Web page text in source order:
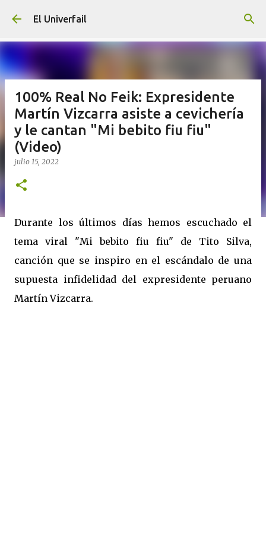
Ir al contenido principal
El Univerfail
100% Real No Feik: Expresidente
Martín Vizcarra asiste a cevichería
y le cantan "Mi bebito fiu fiu"
(Video)
julio 15, 2022
Durante los últimos días hemos escuchado el
tema viral "Mi bebito fiu fiu" de Tito Silva,
canción que se inspiro en el escándalo de una
supuesta infidelidad del expresidente peruano
Martín Vizcarra.